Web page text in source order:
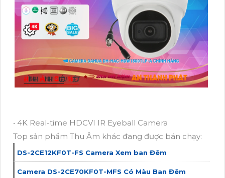
• 4K Real-time HDCVI IR Eyeball Camera
Top sản phẩm Thu Âm khác đang được bán chạy:
DS-2CE12KF0T-FS Camera Xem ban Đêm
Camera DS-2CE70KF0T-MFS Có Màu Ban Đêm